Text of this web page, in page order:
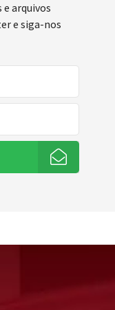
arquivos
e siga-nos